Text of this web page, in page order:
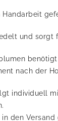
und sorgt
nach der
individuell
den